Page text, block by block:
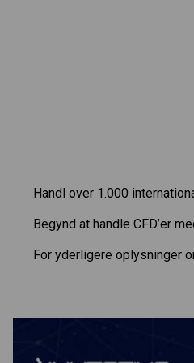
Handl over 1.000
Begynd at handle CFD’er
For yderligere oplysninger